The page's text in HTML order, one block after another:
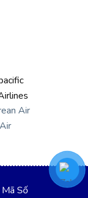
Mã Số